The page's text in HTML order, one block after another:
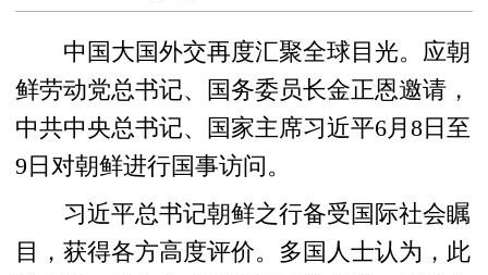
中国大国外交再度汇聚全球目光。应朝
鲜劳动党总书记、国务委员长金正恩邀请，
中共中央总书记、国家主席习近平6月8日至
9日对朝鲜进行国事访问。
习近平总书记朝鲜之行备受国际社会瞩
目，获得各方高度评价。多国人士认为，此